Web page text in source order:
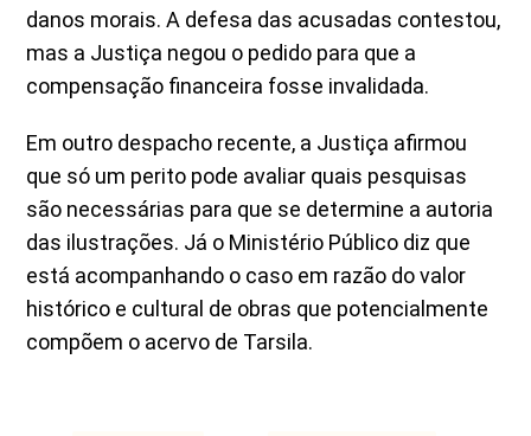
danos morais. A defesa das acusadas contestou,
mas a Justiça negou o pedido para que a
compensação financeira fosse invalidada.
Em outro despacho recente, a Justiça afirmou
que só um perito pode avaliar quais pesquisas
são necessárias para que se determine a autoria
das ilustrações. Já o Ministério Público diz que
está acompanhando o caso em razão do valor
histórico e cultural de obras que potencialmente
compõem o acervo de Tarsila.